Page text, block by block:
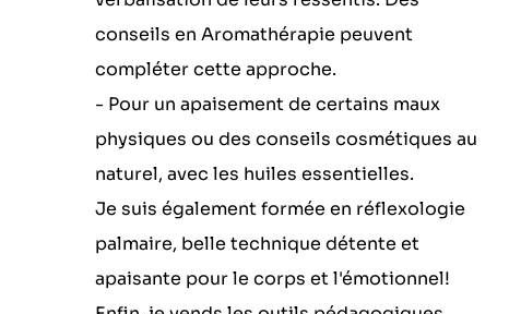
conseils en Aromathérapie peuvent
compléter cette approche.
- Pour un apaisement de certains maux
physiques ou des conseils cosmétiques au
naturel, avec les huiles essentielles.
Je suis également formée en réflexologie
palmaire, belle technique détente et
apaisante pour le corps et l'émotionnel!